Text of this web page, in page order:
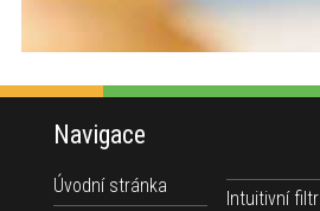
Navigace
Úvodní stránka
Intuitivní filtr